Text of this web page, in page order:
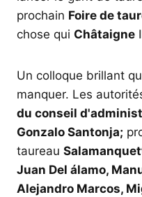
prochain Foire de
chose qui Châtaigne
Un colloque brillant
manquer. Les
du conseil
Gonzalo Santonja;
taureau
Juan Del álamo,
Alejandro Marcos,